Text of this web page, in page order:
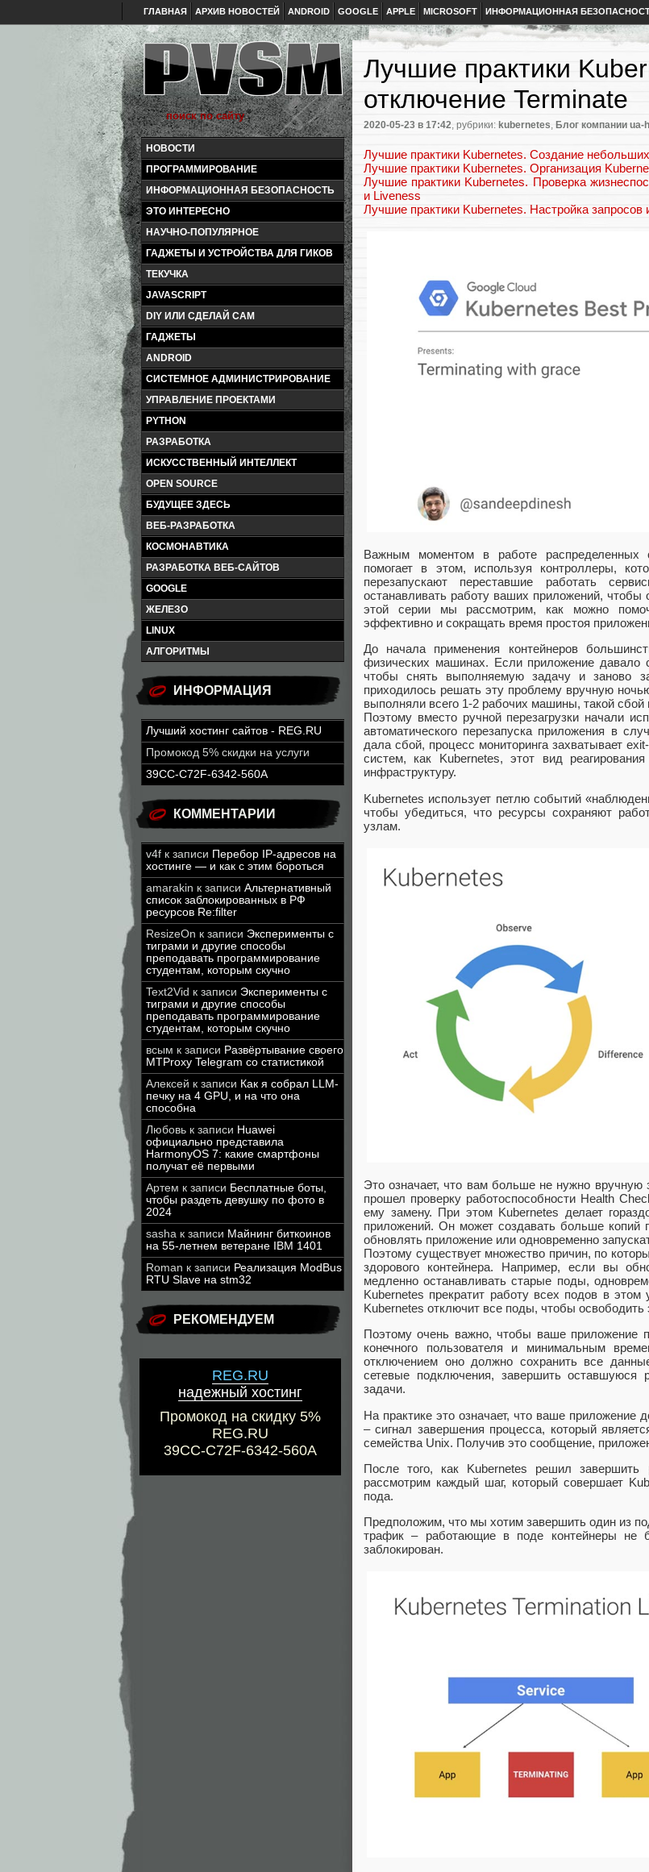
ГЛАВНАЯ АРХИВ НОВОСТЕЙ ANDROID GOOGLE APPLE MICROSOFT ИНФОРМАЦИОННАЯ
НОВОСТИ
ПРОГРАММИРОВАНИЕ
ИНФОРМАЦИОННАЯ БЕЗОПАСНОСТЬ
ЭТО ИНТЕРЕСНО
НАУЧНО-ПОПУЛЯРНОЕ
ГАДЖЕТЫ И УСТРОЙСТВА ДЛЯ ГИКОВ
ТЕКУЧКА
JAVASCRIPT
DIY ИЛИ СДЕЛАЙ САМ
ГАДЖЕТЫ
ANDROID
СИСТЕМНОЕ АДМИНИСТРИРОВАНИЕ
УПРАВЛЕНИЕ ПРОЕКТАМИ
PYTHON
РАЗРАБОТКА
ИСКУССТВЕННЫЙ ИНТЕЛЛЕКТ
OPEN SOURCE
БУДУЩЕЕ ЗДЕСЬ
ВЕБ-РАЗРАБОТКА
КОСМОНАВТИКА
РАЗРАБОТКА ВЕБ-САЙТОВ
GOOGLE
ЖЕЛЕЗО
LINUX
АЛГОРИТМЫ
ИНФОРМАЦИЯ
Лучший хостинг сайтов - REG.RU
Промокод 5% скидки на услуги
39CC-C72F-6342-560A
КОММЕНТАРИИ
v4f к записи Перебор IP-адресов на
хостинге — и как с этим бороться
amarakin к записи Альтернативный
список заблокированных в РФ
ресурсов Re:filter
ResizeOn к записи Эксперименты с
тиграми и другие способы
преподавать программирование
студентам, которым скучно
Text2Vid к записи Эксперименты с
тиграми и другие способы
преподавать программирование
студентам, которым скучно
всым к записи Развёртывание своего
MTProxy Telegram со статистикой
Алексей к записи Как я собрал LLM-
печку на 4 GPU, и на что она
способна
Любовь к записи Huawei
официально представила
HarmonyOS 7: какие смартфоны
получат её первыми
Артем к записи Бесплатные боты,
чтобы раздеть девушку по фото в
2024
sasha к записи Майнинг биткоинов
на 55-летнем ветеране IBM 1401
Roman к записи Реализация ModBus
RTU Slave на stm32
РЕКОМЕНДУЕМ
REG.RU
надежный хостинг
Промокод на скидку 5%
REG.RU
39CC-C72F-6342-560A
Лучшие практики
отключение Terminate
2020-05-23 в 17:42, рубрики: kubernetes, Блог компании
Лучшие практики Kubernetes. Создание
Лучшие практики Kubernetes. Организация
Лучшие практики Kubernetes. Проверка
и Liveness
Лучшие практики Kubernetes. Настройка запросов
Важным моментом в работе распределенных
помогает в этом, используя контроллеры,
перезапускают переставшие работать
останавливать работу ваших приложений,
этой серии мы рассмотрим, как можно
эффективно и сокращать время простоя
До начала применения контейнеров
физических машинах. Если приложение давало
чтобы снять выполняемую задачу и заново
приходилось решать эту проблему вручную
выполняли всего 1-2 рабочих машины, такой
Поэтому вместо ручной перезагрузки начали
автоматического перезапуска приложения в
дала сбой, процесс мониторинга захватывает
систем, как Kubernetes, этот вид
инфраструктуру.
Kubernetes использует петлю событий
чтобы убедиться, что ресурсы сохраняют
узлам.
Это означает, что вам больше не нужно вручную
прошел проверку работоспособности Health
ему замену. При этом Kubernetes делает
приложений. Он может создавать больше
обновлять приложение или одновременно
Поэтому существует множество причин, по
здорового контейнера. Например, если вы
медленно останавливать старые поды,
Kubernetes прекратит работу всех подов в
Kubernetes отключит все поды, чтобы освободить
Поэтому очень важно, чтобы ваше приложение
конечного пользователя и минимальным
отключением оно должно сохранить все
сетевые подключения, завершить оставшуюся
задачи.
На практике это означает, что ваше
– сигнал завершения процесса, который
семейства Unix. Получив это сообщение,
После того, как Kubernetes решил
рассмотрим каждый шаг, который совершает
пода.
Предположим, что мы хотим завершить один из
трафик – работающие в поде контейнеры не
заблокирован.